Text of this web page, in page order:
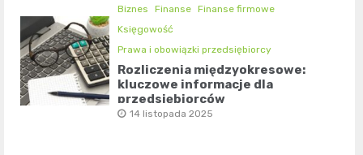
Biznes Finanse Finanse firmowe
Księgowość
Prawa i obowiązki przedsiębiorcy
Rozliczenia międzyokresowe:
kluczowe informacje dla
przedsiębiorców
14 listopada 2025